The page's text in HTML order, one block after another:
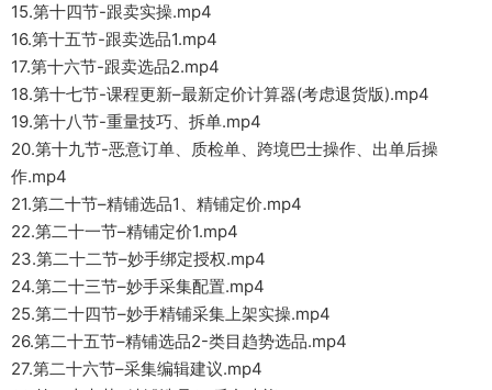
15.第十四节-跟卖实操.mp4
16.第十五节-跟卖选品1.mp4
17.第十六节-跟卖选品2.mp4
18.第十七节-课程更新–最新定价计算器(考虑退货版).mp4
19.第十八节-重量技巧、拆单.mp4
20.第十九节-恶意订单、质检单、跨境巴士操作、出单后操
作.mp4
21.第二十节–精铺选品1、精铺定价.mp4
22.第二十一节–精铺定价1.mp4
23.第二十二节–妙手绑定授权.mp4
24.第二十三节–妙手采集配置.mp4
25.第二十四节–妙手精铺采集上架实操.mp4
26.第二十五节–精铺选品2-类目趋势选品.mp4
27.第二十六节–采集编辑建议.mp4